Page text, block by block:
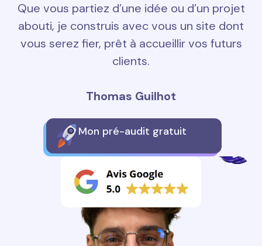
Que vous partiez d’une idée ou d’un projet
abouti, je construis avec vous un site dont
vous serez fier, prêt à accueillir vos futurs
clients.
Thomas Guilhot
Mon pré-audit gratuit